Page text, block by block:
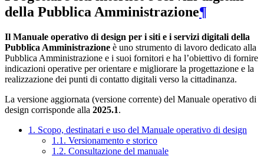
della Pubblica Amministrazione¶
Il Manuale operativo di design per i siti e i servizi digitali della
Pubblica Amministrazione è uno strumento di lavoro dedicato alla
Pubblica Amministrazione e i suoi fornitori e ha l’obiettivo di fornire
indicazioni operative per orientare e migliorare la progettazione e la
realizzazione dei punti di contatto digitali verso la cittadinanza.
La versione aggiornata (versione corrente) del Manuale operativo di
design corrisponde alla 2025.1.
1. Scopo, destinatari e uso del Manuale operativo di design
1.1. Versionamento e storico
1.2. Consultazione del manuale